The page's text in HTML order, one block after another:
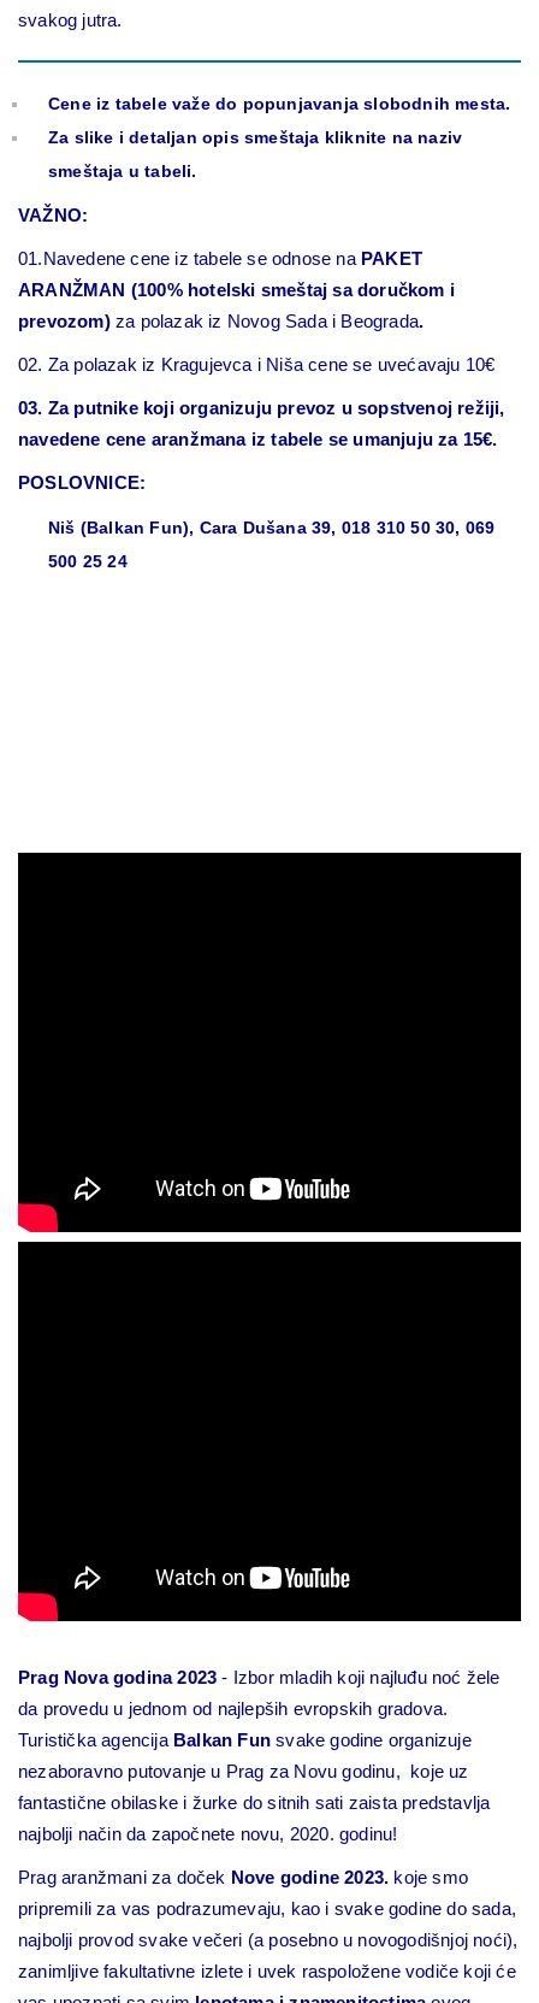
svakog jutra.
Cene iz tabele važe do popunjavanja slobodnih mesta.
Za slike i detaljan opis smeštaja kliknite na naziv
smeštaja u tabeli.
VAŽNO:
01.Navedene cene iz tabele se odnose naPAKET
ARANŽMAN (100% hotelski smeštaj sa doručkom i
prevozom) za polazak iz Novog Sada i Beograda.
02. Za polazak iz Kragujevca i Niša cene se uvećavaju 10€
03. Za putnike koji organizuju prevoz u sopstvenoj režiji,
navedene cene aranžmana iz tabele se umanjuju za 15€.
POSLOVNICE:
Niš (Balkan Fun), Cara Dušana 39, 018 310 50 30, 069
500 25 24
Prag Nova godina 2023 - Izbor mladih koji najluđu noć žele
da provedu u jednom od najlepših evropskih gradova.
Turistička agencija Balkan Fun svake godine organizuje
nezaboravno putovanje u Prag za Novu godinu, koje uz
fantastične obilaske i žurke do sitnih sati zaista predstavlja
najbolji način da započnete novu, 2020. godinu!
Prag aranžmani za doček Nove godine 2023. koje smo
pripremili za vas podrazumevaju, kao i svake godine do sada,
najbolji provod svake večeri (a posebno u novogodišnjoj noći),
zanimljive fakultativne izlete i uvek raspoložene vodiče koji će